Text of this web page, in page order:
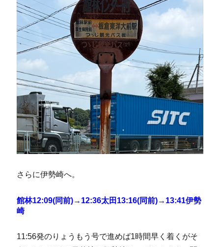
さらに伊勢崎へ。
館林12:09(同前)→12:36太田13:16(同前)→13:41伊勢
崎
11:56発のりょうもう号で進めば1時間早く着くがそ